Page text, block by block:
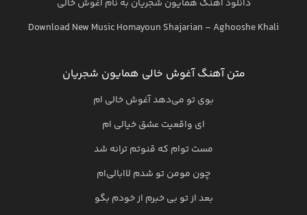
دانلود آهنگ همایون شجریان به نامآغوش خالی
Download New MusicHomayoun Shajarian – Aghooshe Khali
متن آهنگ آغوش خالی همایون شجریان
بوی تو می‌دهد آغوش خالی ام
ای واقعیت عشق خیالی ام
مست توام که قنوتم ترانه شد
چون مومن تو شدم لاابالی‌ام
بعد از تو بی خبرم از خودم بگو